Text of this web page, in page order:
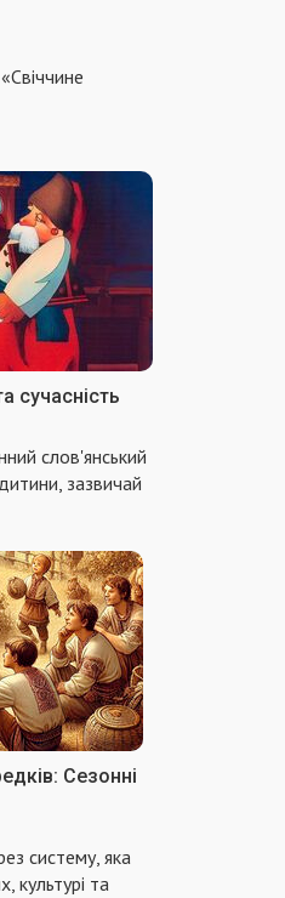
сучасність
слов'янський
зазвичай
Сезонні
систему, яка
культурі та